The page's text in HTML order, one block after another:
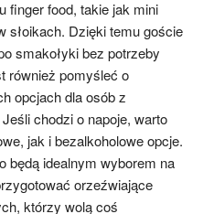
finger food, takie jak mini
słoikach. Dzięki temu goście
smakołyki bez potrzeby
również pomyśleć o
opcjach dla osób z
chodzi o napoje, warto
jak i bezalkoholowe opcje.
będą idealnym wyborem na
orzeźwiające
którzy wolą coś